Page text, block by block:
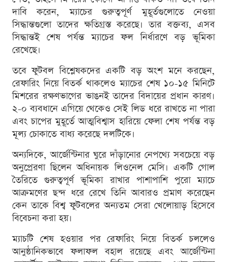
দাবি করেন, ম্যাচের গুরুত্বপূর্ণ মুহূর্তগুলোতে নেওয়া
সিদ্ধান্তগুলো তাদের ক্ষতিগ্রস্ত করেছে। তার বক্তব্য, এসব
সিদ্ধান্তই শেষ পর্যন্ত ম্যাচের ফল নির্ধারণে বড় ভূমিকা
রেখেছে।
তবে ফুটবল বিশ্লেষকদের একটি বড় অংশ মনে করছেন,
রেফারিং নিয়ে বিতর্ক থাকলেও ম্যাচের শেষ ১০-১৫ মিনিটে
মিশরের রক্ষণভাগের ভাঙনই তাদের বিদায়ের প্রধান কারণ।
২-০ ব্যবধানে এগিয়ে থেকেও সেই লিড ধরে রাখতে না পারা
এবং চাপের মুহূর্তে আত্মবিশ্বাস হারিয়ে ফেলা শেষ পর্যন্ত বড়
মূল্য চোকাতে বাধ্য করেছে দলটিকে।
অন্যদিকে, আর্জেন্টিনার ঘুরে দাঁড়ানোর নেপথ্যে সবচেয়ে বড়
অনুপ্রেরণা ছিলেন অধিনায়ক লিওনেল মেসি। একটি গোল
তৈরিতে গুরুত্বপূর্ণ ভূমিকা রাখার পাশাপাশি পুরো ম্যাচে
আক্রমণের ছন্দ ধরে রেখে তিনি আবারও প্রমাণ করেছেন
কেন তাকে বিশ্ব ফুটবলের অন্যতম সেরা খেলোয়াড় হিসেবে
বিবেচনা করা হয়।
ম্যাচটি শেষ হওয়ার পর রেফারিং নিয়ে বিতর্ক চললেও
আনুষ্ঠানিকভাবে ফলাফল বহাল রয়েছে এবং আর্জেন্টিনা